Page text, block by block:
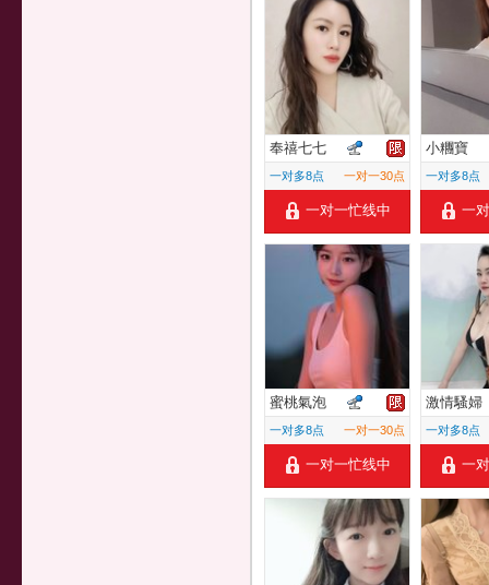
奉禧七七
一对多8点 一对一30点
一对一忙线中
小糰寶
一对多8点
一
蜜桃氣泡
一对多8点 一对一30点
一对一忙线中
激情騷婦
一对多8点
一